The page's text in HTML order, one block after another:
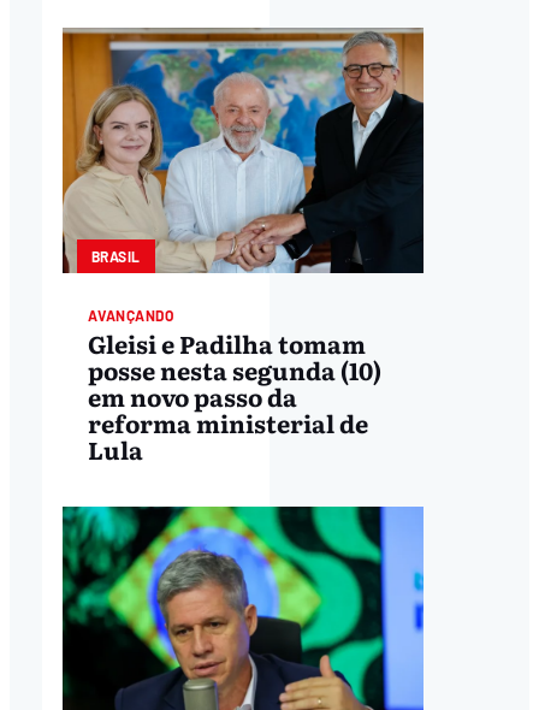
BRASIL
AVANÇANDO
Gleisi e Padilha tomam
posse nesta segunda (10)
em novo passo da
reforma ministerial de
Lula